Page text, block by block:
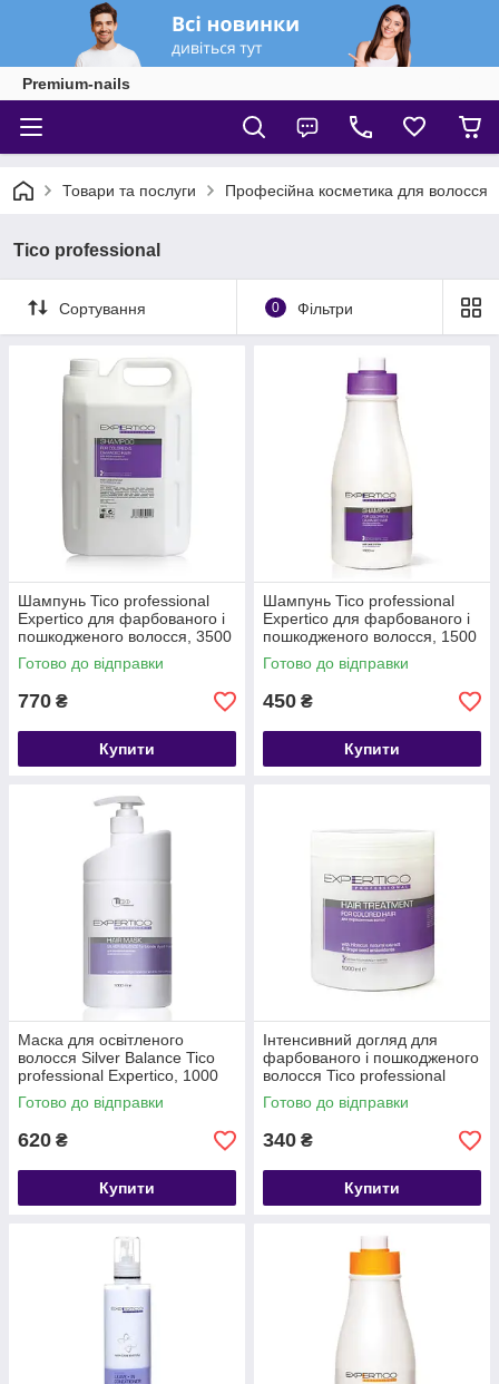
Premium-nails
Товари та послуги Професійна косметика для волосся
Tico professional
Сортування 0 Фільтри
Шампунь Tico professional
Expertico для фарбованого і
пошкодженого волосся, 3500
мл
Готово до відправки
770 ₴
Купити
Шампунь Tico professional
Expertico для фарбованого і
пошкодженого волосся, 1500
мл
Готово до відправки
450 ₴
Купити
Маска для освітленого
волосся Silver Balance Tico
professional Expertico, 1000
мл
Готово до відправки
620 ₴
Купити
Інтенсивний догляд для
фарбованого і пошкодженого
волосся Tico professional
Expertico,, 1000 мл
Готово до відправки
340 ₴
Купити